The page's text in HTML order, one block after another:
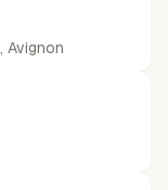
, Avignon